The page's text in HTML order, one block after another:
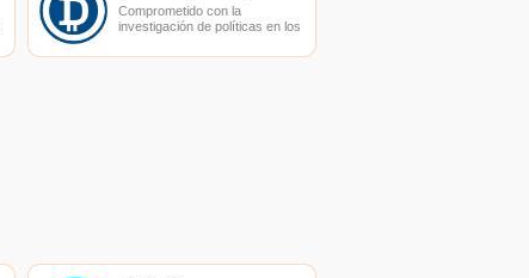
Comprometido con la
investigación de políticas en los
finanzas, las finanzas